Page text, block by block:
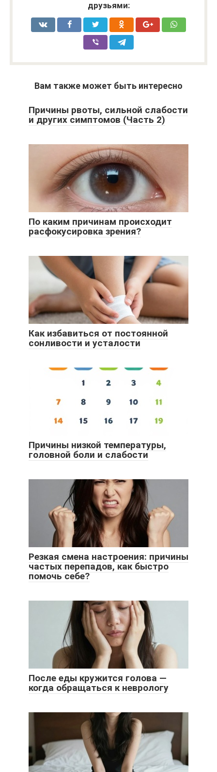
друзьями:
Вам также может быть интересно
Причины рвоты, сильной слабости
и других симптомов (Часть 2)
По каким причинам происходит
расфокусировка зрения?
Как избавиться от постоянной
сонливости и усталости
Причины низкой температуры,
головной боли и слабости
Резкая смена настроения: причины
частых перепадов, как быстро
помочь себе?
После еды кружится голова —
когда обращаться к неврологу